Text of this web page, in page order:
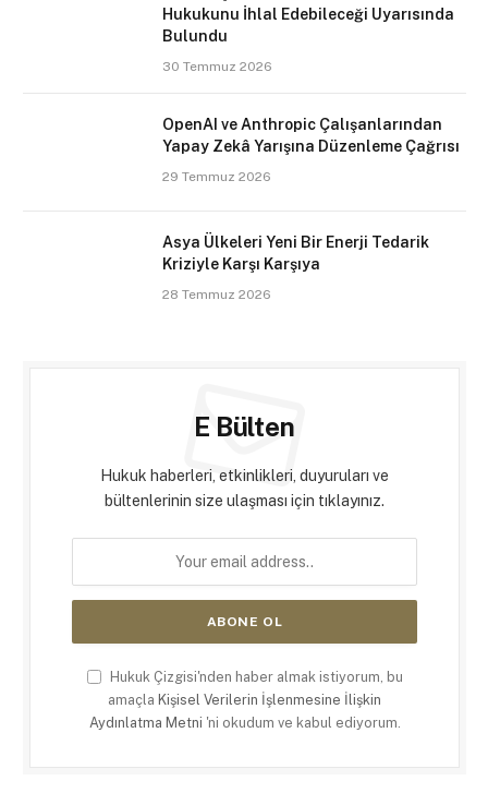
Hukukunu İhlal Edebileceği Uyarısında
Bulundu
30 Temmuz 2026
OpenAI ve Anthropic Çalışanlarından
Yapay Zekâ Yarışına Düzenleme Çağrısı
29 Temmuz 2026
Asya Ülkeleri Yeni Bir Enerji Tedarik
Kriziyle Karşı Karşıya
28 Temmuz 2026
E Bülten
Hukuk haberleri, etkinlikleri, duyuruları ve
bültenlerinin size ulaşması için tıklayınız.
Hukuk Çizgisi'nden haber almak istiyorum, bu
amaçla Kişisel Verilerin İşlenmesine İlişkin
Aydınlatma Metni 'ni okudum ve kabul ediyorum.